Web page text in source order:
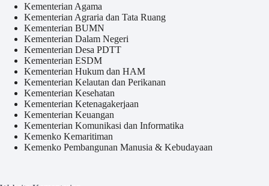
Kementerian Agama
Kementerian Agraria dan Tata Ruang
Kementerian BUMN
Kementerian Dalam Negeri
Kementerian Desa PDTT
Kementerian ESDM
Kementerian Hukum dan HAM
Kementerian Kelautan dan Perikanan
Kementerian Kesehatan
Kementerian Ketenagakerjaan
Kementerian Keuangan
Kementerian Komunikasi dan Informatika
Kemenko Kemaritiman
Kemenko Pembangunan Manusia & Kebudayaan